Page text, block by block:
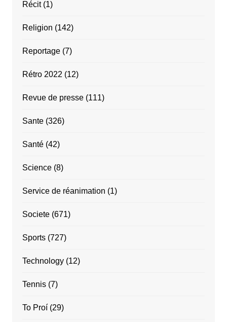
Récit(1)
Religion (142)
Reportage(7)
Rétro 2022 (12)
Revue de presse(111)
Sante(326)
Santé(42)
Science(8)
Service de réanimation (1)
Societe(671)
Sports(727)
Technology(12)
Tennis(7)
To Proí(29)